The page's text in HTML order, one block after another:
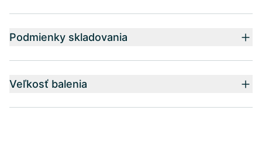
Podmienky skladovania
Veľkosť balenia